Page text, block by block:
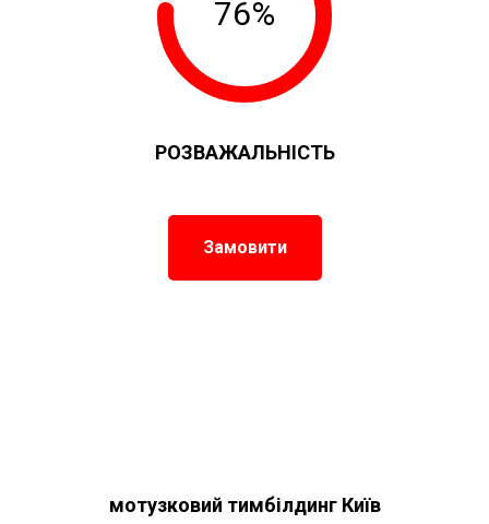
76%
РОЗВАЖАЛЬНІСТЬ
Замовити
мотузковий тимбілдинг Київ